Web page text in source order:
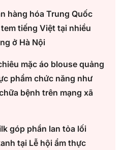
hàng hóa Trung Quốc
tiếng Việt tại nhiều
ở Hà Nội
mặc áo blouse quảng
phẩm chức năng như
bệnh trên mạng xã
góp phần lan tỏa lối
tại Lễ hội ẩm thực